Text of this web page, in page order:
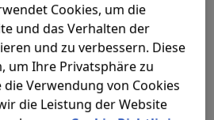
sind jedoch in hohem
des Planeten betroffen.
auch eine Risikobewertung,
aufgrund der
und Intensität extremer
beurteilen, was die
Cookies, um die
und das Verhalten der
und zu verbessern. Diese
um Ihre Privatsphäre zu
die Verwendung von Cookies
die Leistung der Website